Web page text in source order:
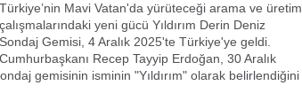
Türkiye’nin Mavi Vatan'da yürüteceği arama ve üretim
çalışmalarındaki yeni gücü Yıldırım Derin Deniz
Sondaj Gemisi, 4 Aralık 2025'te Türkiye'ye geldi.
Cumhurbaşkanı Recep Tayyip Erdoğan, 30 Aralık
gemisinin isminin "Yıldırım" olarak belirlendiğini